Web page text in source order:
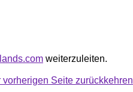
weiterzuleiten.
vorherigen Seite zurückkehren